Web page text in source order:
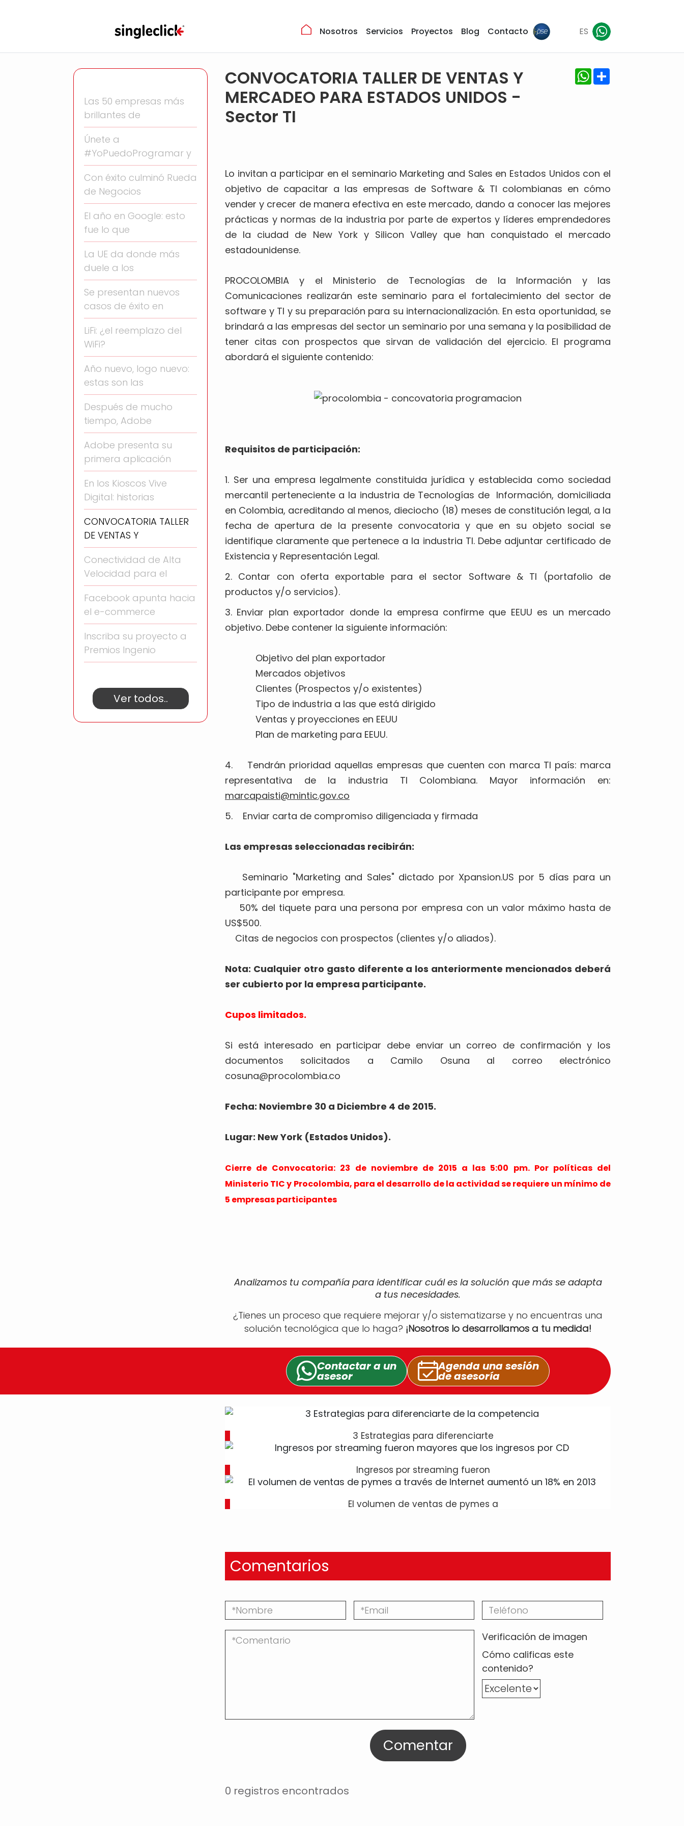
Nosotros Servicios Proyectos Blog Contacto ES
Las 50 empresas más
brillantes de
Únete a
#YoPuedoProgramar y
Con éxito culminó Rueda
de Negocios
El año en Google: esto
fue lo que
La UE da donde más
duele a los
Se presentan nuevos
casos de éxito en
LiFi: ¿el reemplazo del
WiFi?
Año nuevo, logo nuevo:
estas son las
Después de mucho
tiempo, Adobe
Adobe presenta su
primera aplicación
En los Kioscos Vive
Digital: historias
CONVOCATORIA TALLER
DE VENTAS Y
Conectividad de Alta
Velocidad para el
Facebook apunta hacia
el e-commerce
Inscriba su proyecto a
Premios Ingenio
Ver todos..
CONVOCATORIA TALLER DE VENTAS Y
MERCADEO PARA ESTADOS UNIDOS -
Sector TI
WhatsApp
Lo invitan a participar en el seminario Marketing and Sales en Estados Unidos con el
objetivo de capacitar a las empresas de Software & TI colombianas en cómo
vender y crecer de manera efectiva en este mercado, dando a conocer las mejores
prácticas y normas de la industria por parte de expertos y líderes emprendedores
de la ciudad de New York y Silicon Valley que han conquistado el mercado
estadounidense.
PROCOLOMBIA y el Ministerio de Tecnologías de la Información y las
Comunicaciones realizarán este seminario para el fortalecimiento del sector de
software y TI y su preparación para su internacionalización. En esta oportunidad, se
brindará a las empresas del sector un seminario por una semana y la posibilidad de
tener citas con prospectos que sirvan de validación del ejercicio. El programa
abordará el siguiente contenido:
Requisitos de participación:
1. Ser una empresa legalmente constituida jurídica y establecida como sociedad
mercantil perteneciente a la industria de Tecnologías de Información, domiciliada
en Colombia, acreditando al menos, dieciocho (18) meses de constitución legal, a la
fecha de apertura de la presente convocatoria y que en su objeto social se
identifique claramente que pertenece a la industria TI. Debe adjuntar certificado de
Existencia y Representación Legal.
2. Contar con oferta exportable para el sector Software & TI (portafolio de
productos y/o servicios).
3. Enviar plan exportador donde la empresa confirme que EEUU es un mercado
objetivo. Debe contener la siguiente información:
Objetivo del plan exportador
Mercados objetivos
Clientes (Prospectos y/o existentes)
Tipo de industria a las que está dirigido
Ventas y proyecciones en EEUU
Plan de marketing para EEUU.
4. Tendrán prioridad aquellas empresas que cuenten con marca TI país: marca
representativa de la industria TI Colombiana. Mayor información en:
marcapaisti@mintic.gov.co
5. Enviar carta de compromiso diligenciada y firmada
Las empresas seleccionadas recibirán:
Seminario "Marketing and Sales" dictado por Xpansion.US por 5 días para un
participante por empresa.
50% del tiquete para una persona por empresa con un valor máximo hasta de
US$500.
Citas de negocios con prospectos (clientes y/o aliados).
Nota: Cualquier otro gasto diferente a los anteriormente mencionados deberá
ser cubierto por la empresa participante.
Cupos limitados.
Si está interesado en participar debe enviar un correo de confirmación y los
documentos solicitados a Camilo Osuna al correo electrónico
cosuna@procolombia.co
Fecha: Noviembre 30 a Diciembre 4 de 2015.
Lugar: New York (Estados Unidos).
Cierre de Convocatoria: 23 de noviembre de 2015 a las 5:00 pm. Por políticas del
Ministerio TIC y Procolombia, para el desarrollo de la actividad se requiere un mínimo de
5 empresas participantes
Analizamos tu compañía para identificar cuál es la solución que más se adapta
a tus necesidades.
¿Tienes un proceso que requiere mejorar y/o sistematizarse y no encuentras una
solución tecnológica que lo haga? ¡Nosotros lo desarrollamos a tu medida!
Contactar a un
asesor
Agenda una sesión
de asesoría
3 Estrategias para diferenciarte
Ingresos por streaming fueron
El volumen de ventas de pymes a
Comentarios
Verificación de imagen
Cómo calificas este
contenido?
Comentar
0 registros encontrados